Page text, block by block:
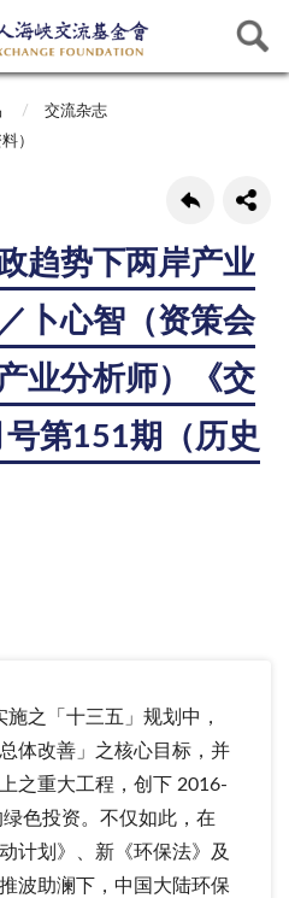
交流杂志
）
趋势下两岸产业
卜心智（资策会
业分析师）《交
第151期（历史
之「十三五」规划中，
体改善」之核心目标，并
之重大工程，创下 2016-
色投资。不仅如此，在
计划》、新《环保法》及
波助澜下，中国大陆环保